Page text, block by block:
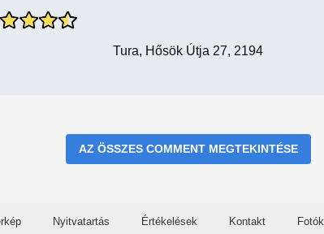
Tura, Hősök Útja 27, 2194
AZ ÖSSZES COMMENT MEGTEKINTÉSE
Nyitvatartás Értékelések Kontakt Fotók